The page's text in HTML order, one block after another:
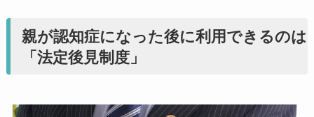
親が認知症になった後に利用できるのは
「法定後見制度」